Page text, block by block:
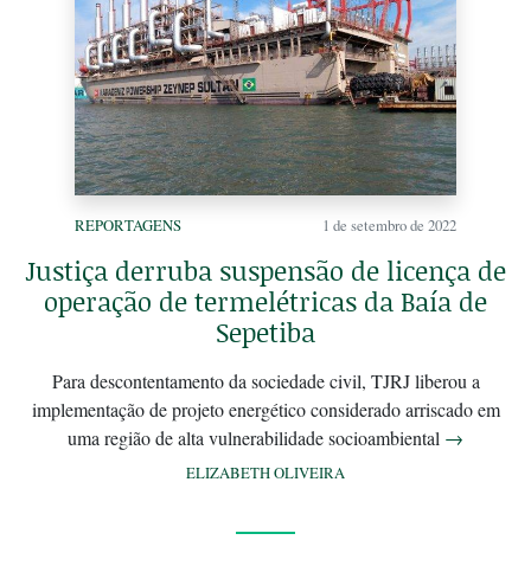
REPORTAGENS 1 de setembro de 2022
Justiça derruba suspensão de licença de
operação de termelétricas da Baía de
Sepetiba
Para descontentamento da sociedade civil, TJRJ liberou a
implementação de projeto energético considerado arriscado em
uma região de alta vulnerabilidade socioambiental →
ELIZABETH OLIVEIRA